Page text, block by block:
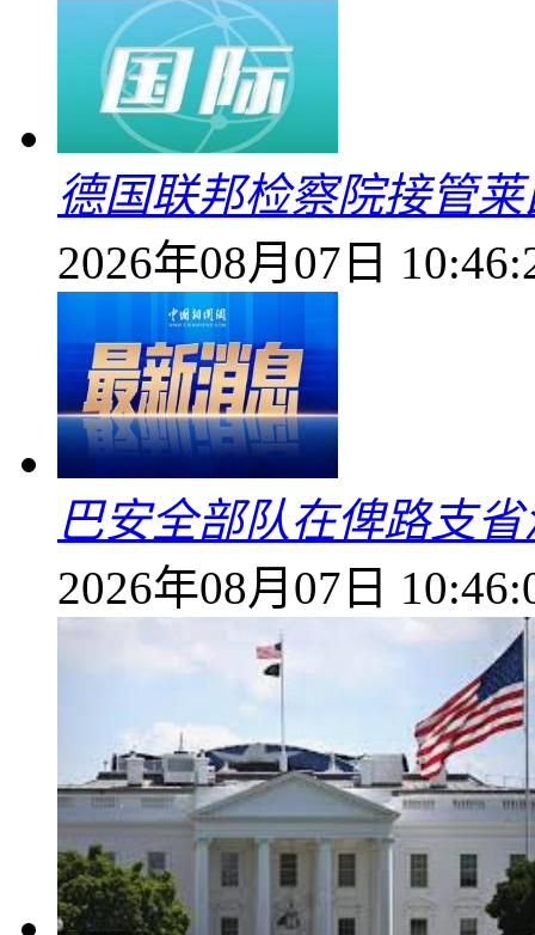
德国联邦检察院接管
2026年08月07日
巴安全部队在俾路支
2026年08月07日